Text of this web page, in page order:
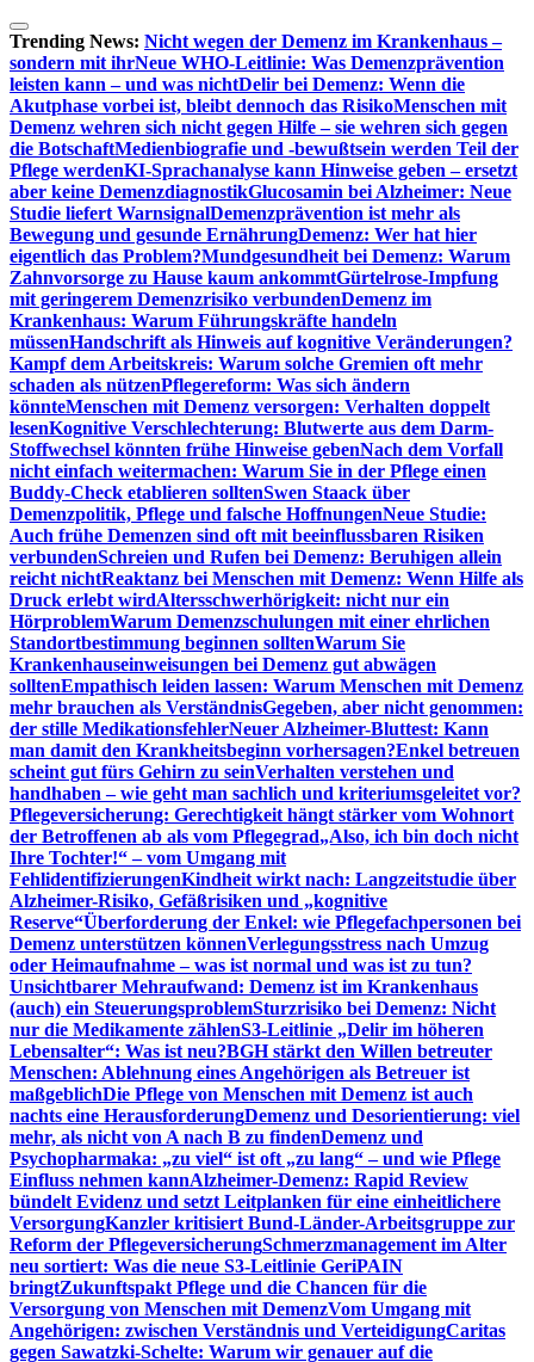
Zum
Inhalt
springen
Trending News: Nicht wegen der Demenz im Krankenhaus –
sondern mit ihrNeue WHO-Leitlinie: Was Demenzprävention
leisten kann – und was nichtDelir bei Demenz: Wenn die
Akutphase vorbei ist, bleibt dennoch das RisikoMenschen mit
Demenz wehren sich nicht gegen Hilfe – sie wehren sich gegen
die BotschaftMedienbiografie und -bewußtsein werden Teil der
Pflege werdenKI-Sprachanalyse kann Hinweise geben – ersetzt
aber keine DemenzdiagnostikGlucosamin bei Alzheimer: Neue
Studie liefert WarnsignalDemenzprävention ist mehr als
Bewegung und gesunde ErnährungDemenz: Wer hat hier
eigentlich das Problem?Mundgesundheit bei Demenz: Warum
Zahnvorsorge zu Hause kaum ankommtGürtelrose-Impfung
mit geringerem Demenzrisiko verbundenDemenz im
Krankenhaus: Warum Führungskräfte handeln
müssenHandschrift als Hinweis auf kognitive Veränderungen?
Kampf dem Arbeitskreis: Warum solche Gremien oft mehr
schaden als nützenPflegereform: Was sich ändern
könnteMenschen mit Demenz versorgen: Verhalten doppelt
lesenKognitive Verschlechterung: Blutwerte aus dem Darm-
Stoffwechsel könnten frühe Hinweise gebenNach dem Vorfall
nicht einfach weitermachen: Warum Sie in der Pflege einen
Buddy-Check etablieren solltenSwen Staack über
Demenzpolitik, Pflege und falsche HoffnungenNeue Studie:
Auch frühe Demenzen sind oft mit beeinflussbaren Risiken
verbundenSchreien und Rufen bei Demenz: Beruhigen allein
reicht nichtReaktanz bei Menschen mit Demenz: Wenn Hilfe als
Druck erlebt wirdAltersschwerhörigkeit: nicht nur ein
HörproblemWarum Demenzschulungen mit einer ehrlichen
Standortbestimmung beginnen solltenWarum Sie
Krankenhauseinweisungen bei Demenz gut abwägen
solltenEmpathisch leiden lassen: Warum Menschen mit Demenz
mehr brauchen als VerständnisGegeben, aber nicht genommen:
der stille MedikationsfehlerNeuer Alzheimer-Bluttest: Kann
man damit den Krankheitsbeginn vorhersagen?Enkel betreuen
scheint gut fürs Gehirn zu seinVerhalten verstehen und
handhaben – wie geht man sachlich und kriteriumsgeleitet vor?
Pflegeversicherung: Gerechtigkeit hängt stärker vom Wohnort
der Betroffenen ab als vom Pflegegrad„Also, ich bin doch nicht
Ihre Tochter!“ – vom Umgang mit
FehlidentifizierungenKindheit wirkt nach: Langzeitstudie über
Alzheimer-Risiko, Gefäßrisiken und „kognitive
Reserve“Überforderung der Enkel: wie Pflegefachpersonen bei
Demenz unterstützen könnenVerlegungsstress nach Umzug
oder Heimaufnahme – was ist normal und was ist zu tun?
Unsichtbarer Mehraufwand: Demenz ist im Krankenhaus
(auch) ein SteuerungsproblemSturzrisiko bei Demenz: Nicht
nur die Medikamente zählenS3-Leitlinie „Delir im höheren
Lebensalter“: Was ist neu?BGH stärkt den Willen betreuter
Menschen: Ablehnung eines Angehörigen als Betreuer ist
maßgeblichDie Pflege von Menschen mit Demenz ist auch
nachts eine HerausforderungDemenz und Desorientierung: viel
mehr, als nicht von A nach B zu findenDemenz und
Psychopharmaka: „zu viel“ ist oft „zu lang“ – und wie Pflege
Einfluss nehmen kannAlzheimer-Demenz: Rapid Review
bündelt Evidenz und setzt Leitplanken für eine einheitlichere
VersorgungKanzler kritisiert Bund-Länder-Arbeitsgruppe zur
Reform der PflegeversicherungSchmerzmanagement im Alter
neu sortiert: Was die neue S3-Leitlinie GeriPAIN
bringtZukunftspakt Pflege und die Chancen für die
Versorgung von Menschen mit DemenzVom Umgang mit
Angehörigen: zwischen Verständnis und VerteidigungCaritas
gegen Sawatzki-Schelte: Warum wir genauer auf die